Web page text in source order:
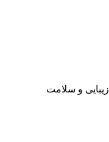
زیبایی و سلامت